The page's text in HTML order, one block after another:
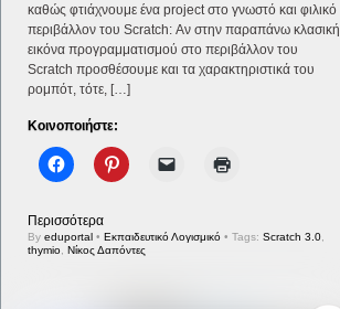
καθώς φτιάχνουμε ένα project στο γνωστό και φιλικό
περιβάλλον του Scratch: Αν στην παραπάνω κλασική
εικόνα προγραμματισμού στο περιβάλλον του
Scratch προσθέσουμε και τα χαρακτηριστικά του
ρομπότ, τότε, […]
Κοινοποιήστε:
Περισσότερα
Byeduportal • Εκπαιδευτικό Λογισμικό • Tags:Scratch 3.0
thymio ,Νίκος Δαπόντες